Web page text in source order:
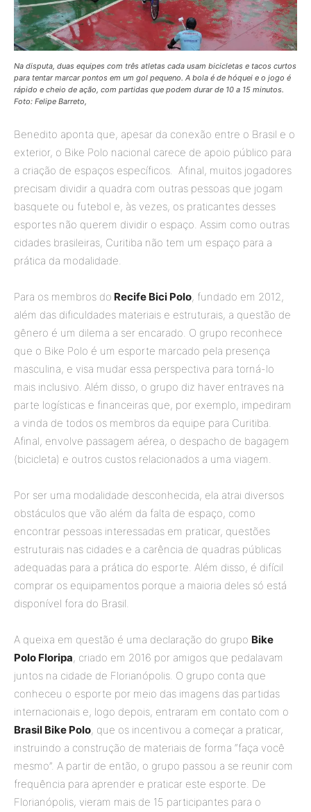
Na disputa, duas equipes com três atletas cada usam bicicletas e tacos curtos
para tentar marcar pontos em um gol pequeno. A bola é de hóquei e o jogo é
rápido e cheio de ação, com partidas que podem durar de 10 a 15 minutos.
Foto: Felipe Barreto,
Benedito aponta que, apesar da conexão entre o Brasil e o
exterior, o Bike Polo nacional carece de apoio público para
a criação de espaços específicos. Afinal, muitos jogadores
precisam dividir a quadra com outras pessoas que jogam
basquete ou futebol e, às vezes, os praticantes desses
esportes não querem dividir o espaço. Assim como outras
cidades brasileiras, Curitiba não tem um espaço para a
prática da modalidade.
Para os membros do Recife Bici Polo, fundado em 2012,
além das dificuldades materiais e estruturais, a questão de
gênero é um dilema a ser encarado. O grupo reconhece
que o Bike Polo é um esporte marcado pela presença
masculina, e visa mudar essa perspectiva para torná-lo
mais inclusivo. Além disso, o grupo diz haver entraves na
parte logísticas e financeiras que, por exemplo, impediram
a vinda de todos os membros da equipe para Curitiba.
Afinal, envolve passagem aérea, o despacho de bagagem
(bicicleta) e outros custos relacionados a uma viagem.
Por ser uma modalidade desconhecida, ela atrai diversos
obstáculos que vão além da falta de espaço, como
encontrar pessoas interessadas em praticar, questões
estruturais nas cidades e a carência de quadras públicas
adequadas para a prática do esporte. Além disso, é difícil
comprar os equipamentos porque a maioria deles só está
disponível fora do Brasil.
A queixa em questão é uma declaração do grupo Bike
Polo Floripa, criado em 2016 por amigos que pedalavam
juntos na cidade de Florianópolis. O grupo conta que
conheceu o esporte por meio das imagens das partidas
internacionais e, logo depois, entraram em contato com o
Brasil Bike Polo, que os incentivou a começar a praticar,
instruindo a construção de materiais de forma “faça você
mesmo”. A partir de então, o grupo passou a se reunir com
frequência para aprender e praticar este esporte. De
Florianópolis, vieram mais de 15 participantes para o